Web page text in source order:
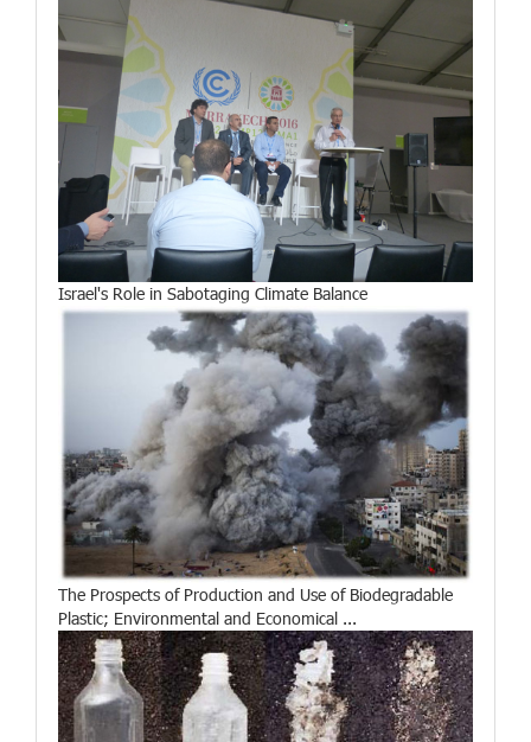
Israel's Role in Sabotaging Climate Balance
The Prospects of Production and Use of Biodegradable
Plastic; Environmental and Economical ...